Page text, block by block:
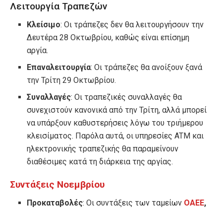
Λειτουργία Τραπεζών
Κλείσιμο: Οι τράπεζες δεν θα λειτουργήσουν την
Δευτέρα 28 Οκτωβρίου, καθώς είναι επίσημη
αργία.
Επαναλειτουργία: Οι τράπεζες θα ανοίξουν ξανά
την Τρίτη 29 Οκτωβρίου.
Συναλλαγές: Οι τραπεζικές συναλλαγές θα
συνεχιστούν κανονικά από την Τρίτη, αλλά μπορεί
να υπάρξουν καθυστερήσεις λόγω του τριήμερου
κλεισίματος. Παρόλα αυτά, οι υπηρεσίες ATM και
ηλεκτρονικής τραπεζικής θα παραμείνουν
διαθέσιμες κατά τη διάρκεια της αργίας.
Συντάξεις Νοεμβρίου
Προκαταβολές: Οι συντάξεις των ταμείων ΟΑΕΕ,